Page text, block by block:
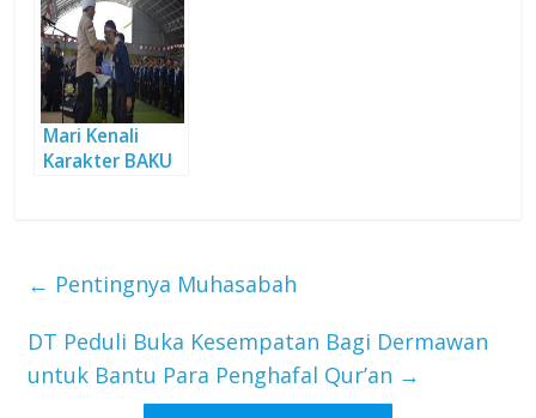
Mari Kenali
Karakter BAKU
← Pentingnya Muhasabah
DT Peduli Buka Kesempatan Bagi Dermawan
untuk Bantu Para Penghafal Qur’an →